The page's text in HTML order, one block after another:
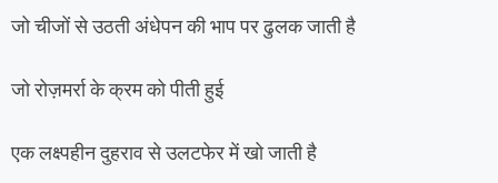
जो चीजों से उठती अंधेपन की भाप पर ढुलक जाती है
जो रोज़मर्रा के क्रम को पीती हुई
एक लक्ष्पहीन दुहराव से उलटफेर में खो जाती है